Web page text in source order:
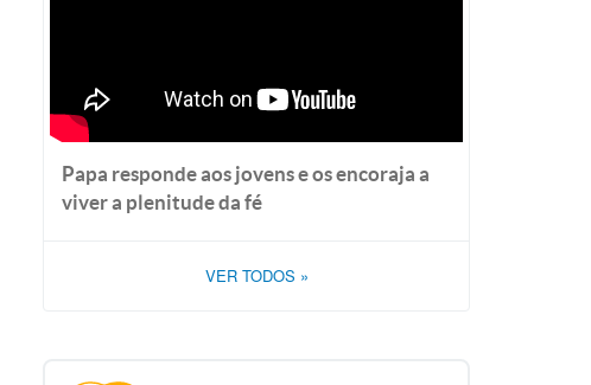
Papa responde aos jovens e os encoraja a
viver a plenitude da fé
VER TODOS »